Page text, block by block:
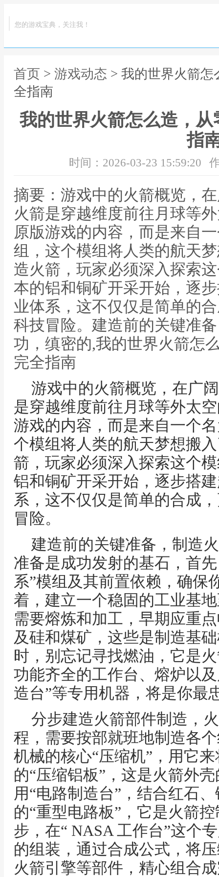
您的游戏宝典，关注我！
首页 > 游戏动态 > 我的世界火箭
全指南
我的世界火箭怎么造，
指
时间：2026-03-23 15:59:20
摘要：游戏中的火箭概览，
火箭是穿越维度前往月球等
原版游戏的内容，而是来自
组，这个模组将人类的航天
造火箭，玩家必须深入探索
本的铝和铜矿开采开始，逐
业体系，这不仅仅是简单的
科技冒险。建造前的关键准
功，缜密的,我的世界火箭怎
完全指南
游戏中的火箭概览，在广
是穿越维度前往月球等外太
游戏的内容，而是来自一个
个模组将人类的航天梦想搬
箭，玩家必须深入探索这个
铝和铜矿开采开始，逐步搭
系，这不仅仅是简单的合成
冒险。
建造前的关键准备，制造
准备是成功发射的基石，首
系”模组及其前置依赖，确保
着，建立一个稳固的工业基
需要熔炼和加工，早期应重
及硅和煤矿，这些是制造基
时，别忘记寻找燃油，它是
功能齐全的工作台、熔炉以
造台”等专用机器，将是你最
分步建造火箭部件制造，
程，需要按部就班地制造各
机械的核心“压缩机”，用它
的“压缩铝板”，这是火箭外
用“电路制造台”，结合红石
的“重型电路板”，它是火箭
步，在“ NASA 工作台”这个
的组装，通过合成公式，将
火箭引擎等部件，精心组合